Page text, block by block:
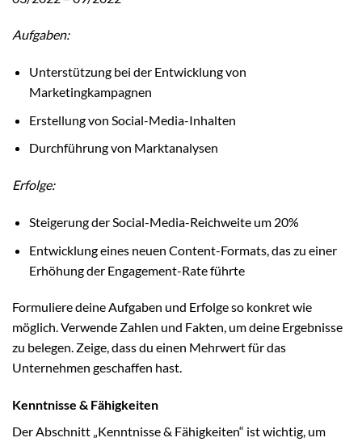
Aufgaben:
Unterstützung bei der Entwicklung von
Marketingkampagnen
Erstellung von Social-Media-Inhalten
Durchführung von Marktanalysen
Erfolge:
Steigerung der Social-Media-Reichweite um 20%
Entwicklung eines neuen Content-Formats, das zu einer
Erhöhung der Engagement-Rate führte
Formuliere deine Aufgaben und Erfolge so konkret wie
möglich. Verwende Zahlen und Fakten, um deine Ergebnisse
zu belegen. Zeige, dass du einen Mehrwert für das
Unternehmen geschaffen hast.
Kenntnisse & Fähigkeiten
Der Abschnitt „Kenntnisse & Fähigkeiten“ ist wichtig, um